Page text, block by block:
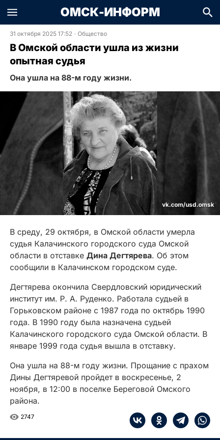
ОМСК-ИНФОРМ
31 октября 2025 17:52 · Общество
В Омской области ушла из жизни
опытная судья
Она ушла на 88-м году жизни.
vk.com/usd.omsk
В среду, 29 октября, в Омской области умерла
судья Калачинского городского суда Омской
области в отставке Дина Дегтярева. Об этом
сообщили в Калачинском городском суде.
Дегтярева окончила Свердловский юридический
институт им. Р. А. Руденко. Работала судьей в
Горьковском районе с 1987 года по октябрь 1990
года. В 1990 году была назначена судьей
Калачинского городского суда Омской области. В
январе 1999 года судья вышла в отставку.
Она ушла на 88-м году жизни. Прощание с прахом
Дины Дегтяревой пройдет в воскресенье, 2
ноября, в 12:00 в поселке Береговой Омского
района.
2747